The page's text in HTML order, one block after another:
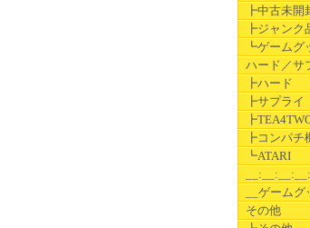
┣中古未開
┣ジャンク
┗ゲームグ
ハード／サ
┣ハード
┣サプライ
┣コンパチ
┗ATARI
__ゲームグ
その他